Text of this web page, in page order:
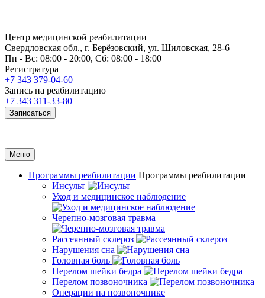
Центр медицинской реабилитации
Свердловская обл., г. Берёзовский, ул. Шиловская, 28-6
Пн - Вс: 08:00 - 20:00, Сб: 08:00 - 18:00
Регистратура
+7 343 379-04-60
Запись на реабилитацию
+7 343 311-33-80
Записаться
Меню
Программы реабилитации Программы реабилитации
Инсульт
Уход и медицинское наблюдение
Черепно-мозговая травма
Рассеянный склероз
Нарушения сна
Головная боль
Перелом шейки бедра
Перелом позвоночника
Операции на позвоночнике